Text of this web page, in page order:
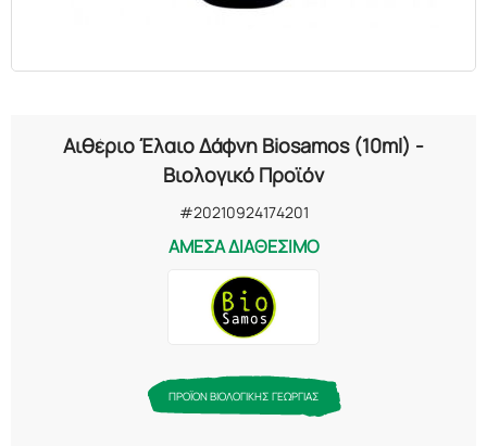
Αιθέριο Έλαιο Δάφνη Biosamos (10ml) -
Βιολογικό Προϊόν
#20210924174201
ΑΜΕΣΑ ΔΙΑΘΕΣΙΜΟ
ΠΡΟΪΟΝ ΒΙΟΛΟΓΙΚΗΣ ΓΕΩΡΓΙΑΣ